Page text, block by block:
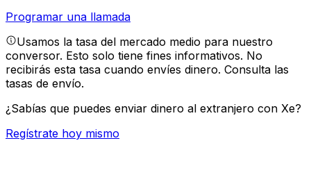
Programar una llamada
Usamos la tasa del mercado medio para nuestro
conversor. Esto solo tiene fines informativos. No
recibirás esta tasa cuando envíes dinero. Consulta las
tasas de envío.
¿Sabías que puedes enviar dinero al extranjero con Xe?
Regístrate hoy mismo